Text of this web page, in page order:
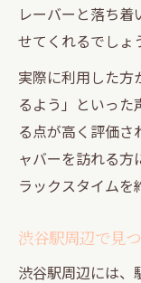
レーバーと落ち
せてくれるでしょ
実際に利用した方
るよう」といっ
る点が高く評価さ
ャバーを訪れる方
ラックスタイムを
渋谷駅周辺で見
渋谷駅周辺には、